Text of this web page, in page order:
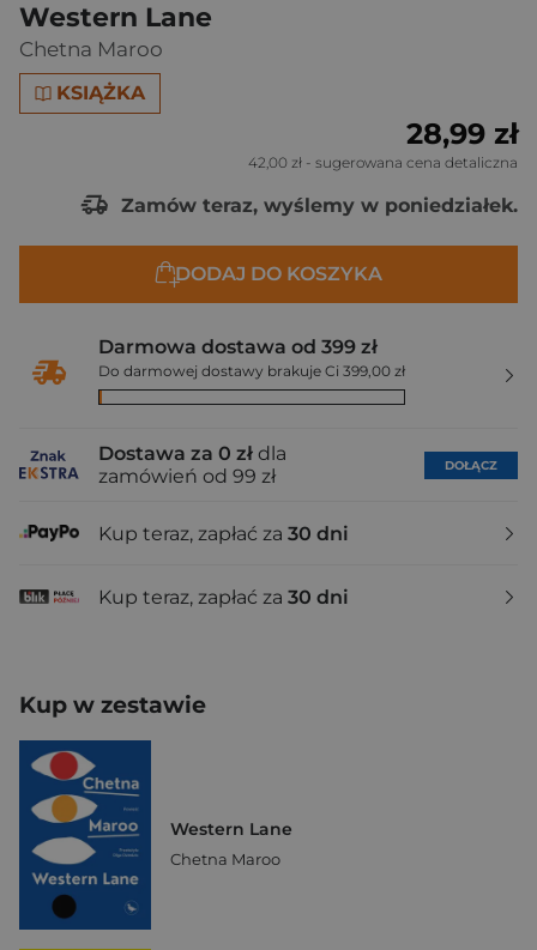
Western Lane
Chetna Maroo
KSIĄŻKA
28,99 zł
42,00 zł - sugerowana cena detaliczna
Zamów teraz, wyślemy w poniedziałek.
DODAJ DO KOSZYKA
Darmowa dostawa od 399 zł
Do darmowej dostawy brakuje Ci 399,00 zł
Dostawa za 0 zł dla
zamówień od 99 zł
DOŁĄCZ
Kup teraz, zapłać za 30 dni
Kup teraz, zapłać za 30 dni
Kup w zestawie
Western Lane
Chetna Maroo